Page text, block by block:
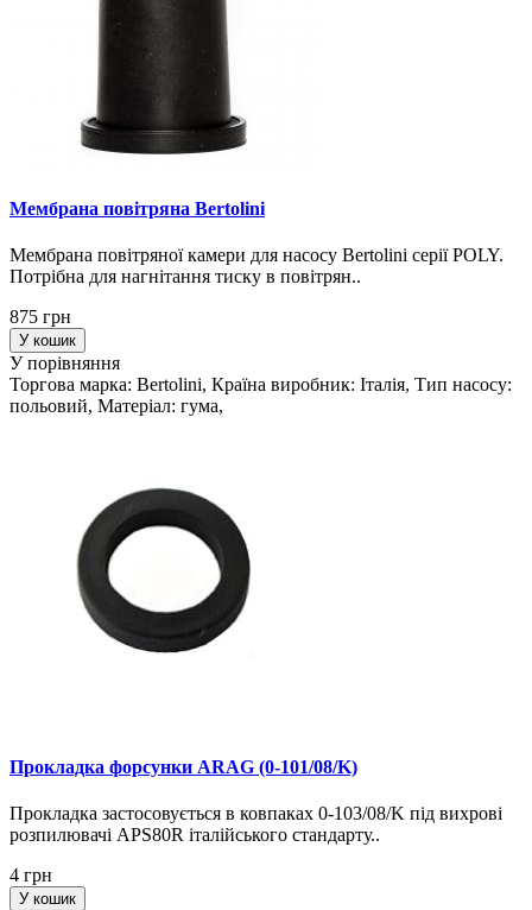
Мембрана повітряна Bertolini
Мембрана повітряної камери для насосу Bertolini серії POLY.
Потрібна для нагнітання тиску в повітрян..
875 грн
У кошик
У порівняння
Торгова марка: Bertolini, Країна виробник: Італія, Тип насосу:
польовий, Матеріал: гума,
Прокладка форсунки ARAG (0-101/08/K)
Прокладка застосовується в ковпаках 0-103/08/K під вихрові
розпилювачі APS80R італійського стандарту..
4 грн
У кошик